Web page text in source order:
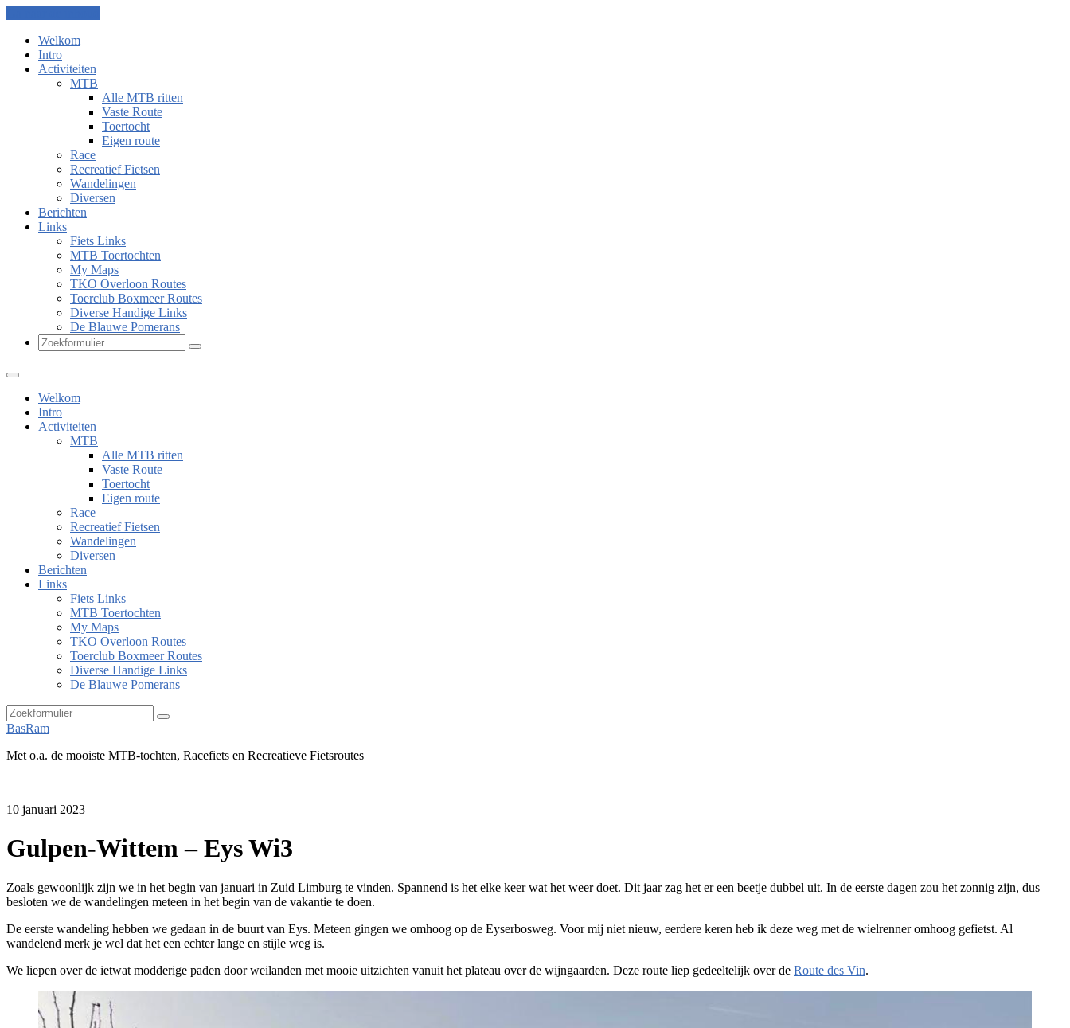
Welkom
Intro
Activiteiten
MTB
Alle MTB ritten
Vaste Route
Toertocht
Eigen route
Race
Recreatief Fietsen
Wandelingen
Diversen
Berichten
Links
Fiets Links
MTB Toertochten
My Maps
TKO Overloon Routes
Toerclub Boxmeer Routes
Diverse Handige Links
De Blauwe Pomerans
Zoeken
Welkom
Intro
Activiteiten
MTB
Alle MTB ritten
Vaste Route
Toertocht
Eigen route
Race
Recreatief Fietsen
Wandelingen
Diversen
Berichten
Links
Fiets Links
MTB Toertochten
My Maps
TKO Overloon Routes
Toerclub Boxmeer Routes
Diverse Handige Links
De Blauwe Pomerans
Zoeken
BasRam
Met o.a. de mooiste MTB-tochten, Racefiets en Recreatieve Fietsroutes
10 januari 2023
Gulpen-Wittem – Eys Wi3
Zoals gewoonlijk zijn we in het begin van januari in Zuid Limburg te vinden. Spannend is het elke keer wat het weer doet. Dit jaar zag het er een beetje dubbel uit. In de eerste dagen zou het zonnig zijn, dus
besloten we de wandelingen meteen in het begin van de vakantie te doen.
De eerste wandeling hebben we gedaan in de buurt van Eys. Meteen gingen we omhoog op de Eyserbosweg. Voor mij niet nieuw, eerdere keren heb ik deze weg met de wielrenner omhoog gefietst. Al
wandelend merk je wel dat het een echter lange en stijle weg is.
We liepen over de ietwat modderige paden door weilanden met mooie uitzichten vanuit het plateau over de wijngaarden. Deze route liep gedeeltelijk over de Route des Vin.